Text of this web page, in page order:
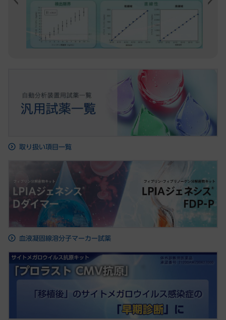
取り扱い項目一覧
血液凝固線溶分子マーカー試薬